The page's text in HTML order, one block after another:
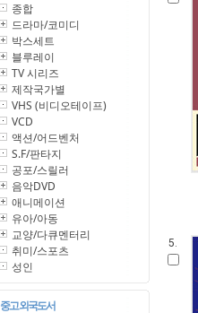
종합
드라마/코미디
박스세트
블루레이
TV 시리즈
제작국가별
VHS (비디오테이프)
VCD
액션/어드벤처
S.F/판타지
공포/스릴러
음악DVD
애니메이션
유아/아동
교양/다큐멘터리
취미/스포츠
성인
중고 외국도서
5.